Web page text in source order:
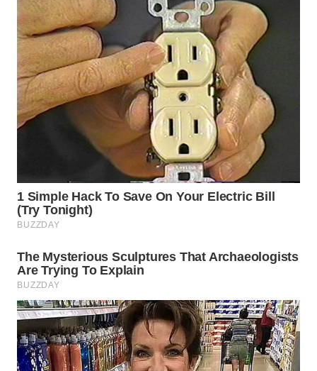
WN
KARO
WN
SIMALUNGUN
LABUHANBATU
TAPANULI
TENGAH
SERDANG
TEBING
TINGGI
WN